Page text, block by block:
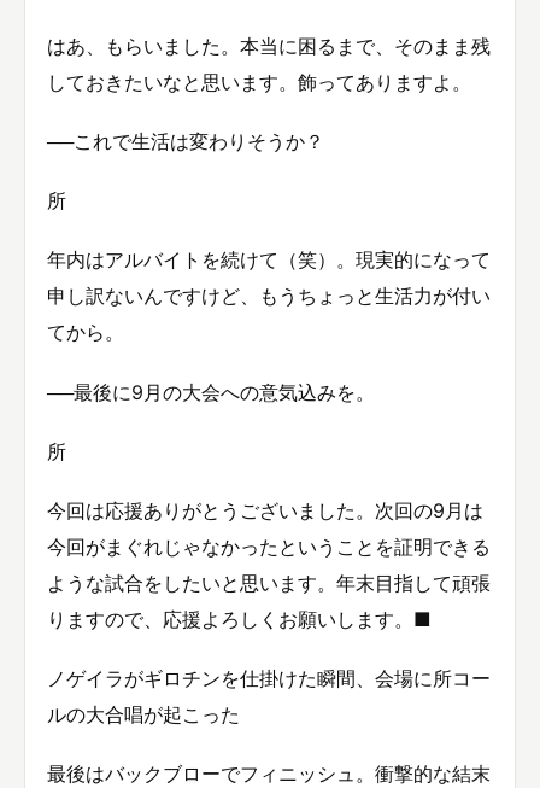
はあ、もらいました。本当に困るまで、そのまま残
しておきたいなと思います。飾ってありますよ。
──これで生活は変わりそうか？
所
年内はアルバイトを続けて（笑）。現実的になって
申し訳ないんですけど、もうちょっと生活力が付い
てから。
──最後に9月の大会への意気込みを。
所
今回は応援ありがとうございました。次回の9月は
今回がまぐれじゃなかったということを証明できる
ような試合をしたいと思います。年末目指して頑張
りますので、応援よろしくお願いします。■
ノゲイラがギロチンを仕掛けた瞬間、会場に所コー
ルの大合唱が起こった
最後はバックブローでフィニッシュ。衝撃的な結末